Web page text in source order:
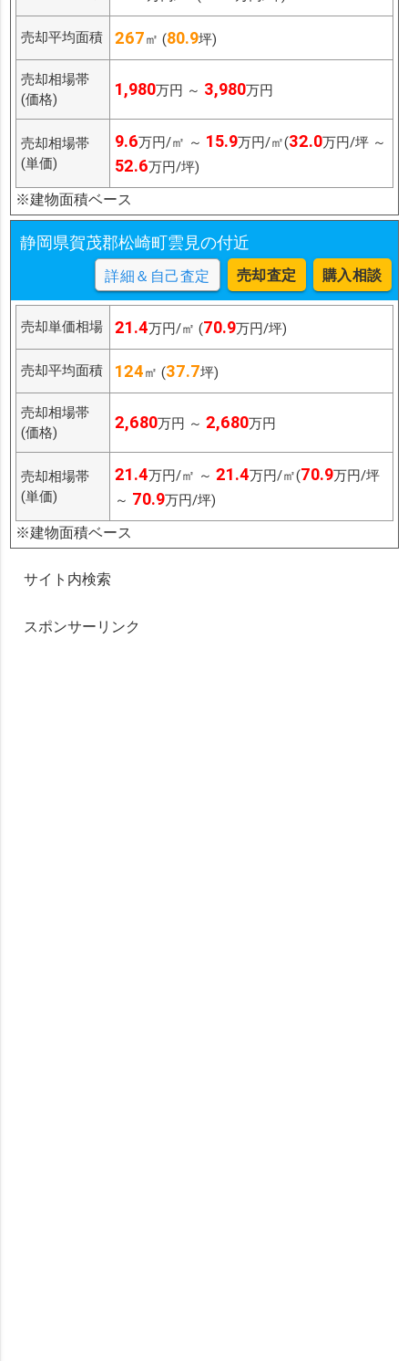
売却平均面積 267㎡ (80.9坪)
売却相場帯
(価格)
1,980万円 ～ 3,980万円
売却相場帯
(単価)
9.6万円/㎡ ～ 15.9万円/㎡(32.0万円/坪 ～
52.6万円/坪)
※建物面積ベース
静岡県賀茂郡松崎町雲見の付近
詳細＆自己査定 売却査定 購入相談
売却単価相場 21.4万円/㎡ (70.9万円/坪)
売却平均面積 124㎡ (37.7坪)
売却相場帯
(価格)
2,680万円 ～ 2,680万円
売却相場帯
(単価)
21.4万円/㎡ ～ 21.4万円/㎡(70.9万円/坪
～ 70.9万円/坪)
※建物面積ベース
サイト内検索
スポンサーリンク